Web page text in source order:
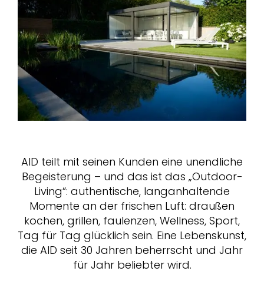
AID teilt mit seinen Kunden eine unendliche
Begeisterung – und das ist das „Outdoor-
Living“: authentische, langanhaltende
Momente an der frischen Luft: draußen
kochen, grillen, faulenzen, Wellness, Sport,
Tag für Tag glücklich sein. Eine Lebenskunst,
die AID seit 30 Jahren beherrscht und Jahr
für Jahr beliebter wird.